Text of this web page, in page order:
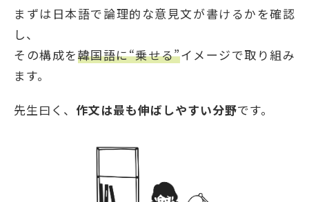
まずは日本語で論理的な意見文が書けるかを確認
し、
その構成を韓国語に“乗せる”イメージで取り組み
ます。
先生曰く、 作文は最も伸ばしやすい分野です。